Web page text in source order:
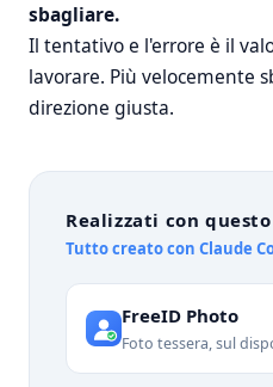
sbagliare.
Il tentativo e l'errore è il
lavorare. Più velocemente
direzione giusta.
Realizzati con
Tutto creato con Claude
FreeID Photo
Foto tessera, sul